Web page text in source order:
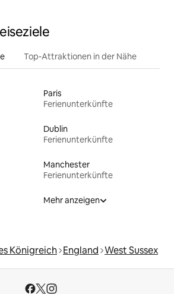
Top-Attraktionen in der Nähe
Paris
Ferienunterkünfte
Dublin
Ferienunterkünfte
Manchester
Ferienunterkünfte
Mehr anzeigen
Königreich England West Sussex